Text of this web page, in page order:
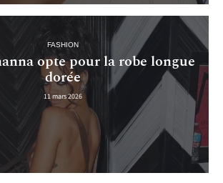
FASHION
opte pour la robe longue
dorée
11 mars 2026